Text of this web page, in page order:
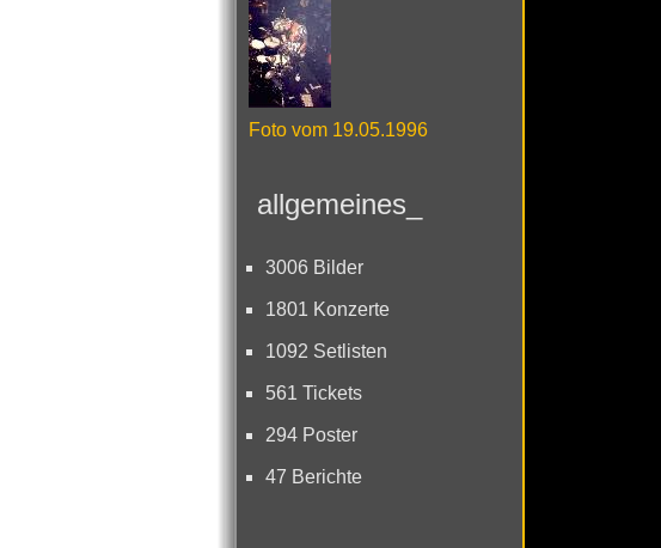
Foto vom 19.05.1996
allgemeines_
3006 Bilder
1801 Konzerte
1092 Setlisten
561 Tickets
294 Poster
47 Berichte